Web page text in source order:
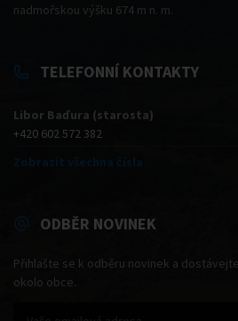
nadmořskou výšku 674 m n. m.
TELEFONNÍ KONTAKTY
Libor Baďura (starosta)
+420 602 572 382
Zobrazit všechna čísla
ODBĚR NOVINEK
Přihlašte se k odběru novinek a
okolo obce.